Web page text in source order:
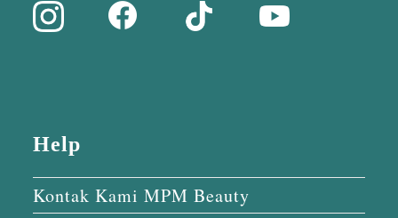
Help
Kontak Kami MPM Beauty